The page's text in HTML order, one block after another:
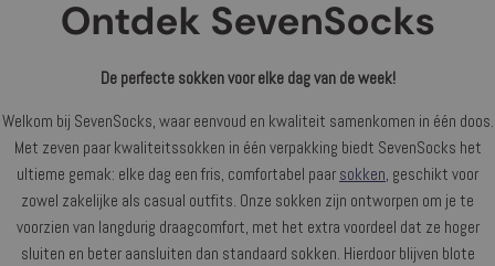
Ontdek SevenSocks
De perfecte sokken voor elke dag van de week!
Welkom bij SevenSocks, waar eenvoud en kwaliteit samenkomen in één doos.
Met zeven paar kwaliteitssokken in één verpakking biedt SevenSocks het
ultieme gemak: elke dag een fris, comfortabel paar sokken, geschikt voor
zowel zakelijke als casual outfits. Onze sokken zijn ontworpen om je te
voorzien van langdurig draagcomfort, met het extra voordeel dat ze hoger
sluiten en beter aansluiten dan standaard sokken. Hierdoor blijven blote